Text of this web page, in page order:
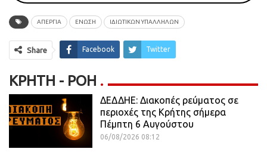
ΑΠΕΡΓΙΑ ΕΝΩΣΗ ΙΔΙΩΤΙΚΩΝ ΥΠΑΛΛΗΛΩΝ
Share Facebook Twitter
ΚΡΉΤΗ - ΡΟΗ
ΔΕΔΔΗΕ: Διακοπές ρεύματος σε
περιοχές της Κρήτης σήμερα
Πέμπτη 6 Αυγούστου
06/08/2026 08:12